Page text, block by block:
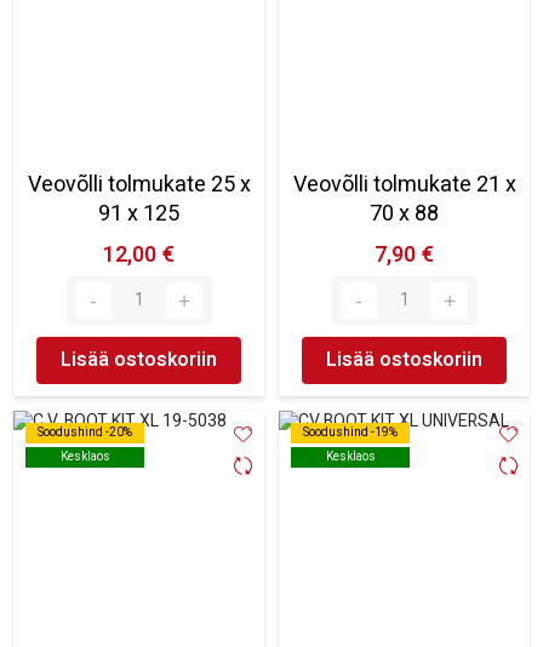
Veovõlli tolmukate 25 x
91 x 125
12,00 €
Lisää ostoskoriin
Veovõlli tolmukate 21 x
70 x 88
7,90 €
Lisää ostoskoriin
Soodushind -20%
Kesklaos
Soodushind -20%
Kesklaos
Soodushind -19%
Kesklaos
Soodushind -19%
Kesklaos